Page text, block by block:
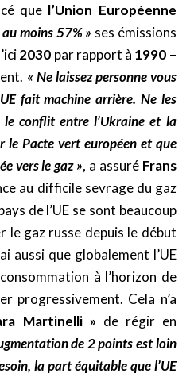
que l’Union Européenne
au moins 57% » ses émissions
2030 par rapport à 1990 –
« Ne laissez personne vous
fait machine arrière. Ne les
le conflit entre l’Ukraine et la
le Pacte vert européen et que
vers le gaz », a assuré Frans
au difficile sevrage du gaz
de l’UE se sont beaucoup
le gaz russe depuis le début
aussi que globalement l’UE
à l’horizon de
progressivement. Cela n’a
Martinelli » de régir en
de 2 points est loin
la part équitable que l’UE